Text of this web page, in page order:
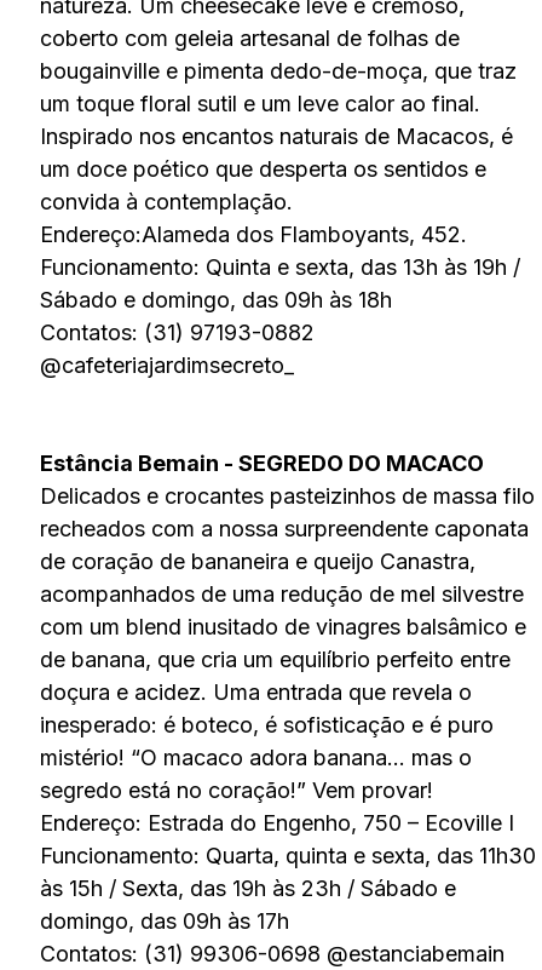
coberto com geleia artesanal de folhas de
bougainville e pimenta dedo-de-moça, que traz
um toque floral sutil e um leve calor ao final.
Inspirado nos encantos naturais de Macacos, é
um doce poético que desperta os sentidos e
convida à contemplação.
Endereço:Alameda dos Flamboyants, 452.
Funcionamento: Quinta e sexta, das 13h às 19h /
Sábado e domingo, das 09h às 18h
Contatos: (31) 97193-0882
@cafeteriajardimsecreto_
Estância Bemain - SEGREDO DO MACACO
Delicados e crocantes pasteizinhos de massa filo
recheados com a nossa surpreendente caponata
de coração de bananeira e queijo Canastra,
acompanhados de uma redução de mel silvestre
com um blend inusitado de vinagres balsâmico e
de banana, que cria um equilíbrio perfeito entre
doçura e acidez. Uma entrada que revela o
inesperado: é boteco, é sofisticação e é puro
mistério! “O macaco adora banana… mas o
segredo está no coração!” Vem provar!
Endereço: Estrada do Engenho, 750 – Ecoville I
Funcionamento: Quarta, quinta e sexta, das 11h30
às 15h / Sexta, das 19h às 23h / Sábado e
domingo, das 09h às 17h
Contatos: (31) 99306-0698 @estanciabemain